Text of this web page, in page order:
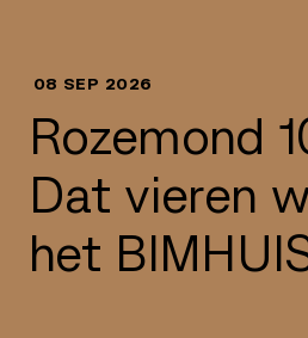
08 SEP 2026
Rozemond
Dat vieren
het